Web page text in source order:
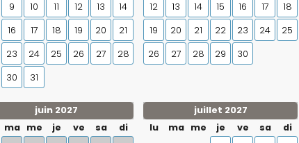
9 10 11 12 13
14
16 17 18 19 20
21
23 24 25 26 27
28
30 31
12
13 14 15 16 17
18
19
20 21 22 23 24
25
26
27 28 29 30
juin 2027
ma me je ve sa
di
juillet 2027
lu
ma me je ve sa
di